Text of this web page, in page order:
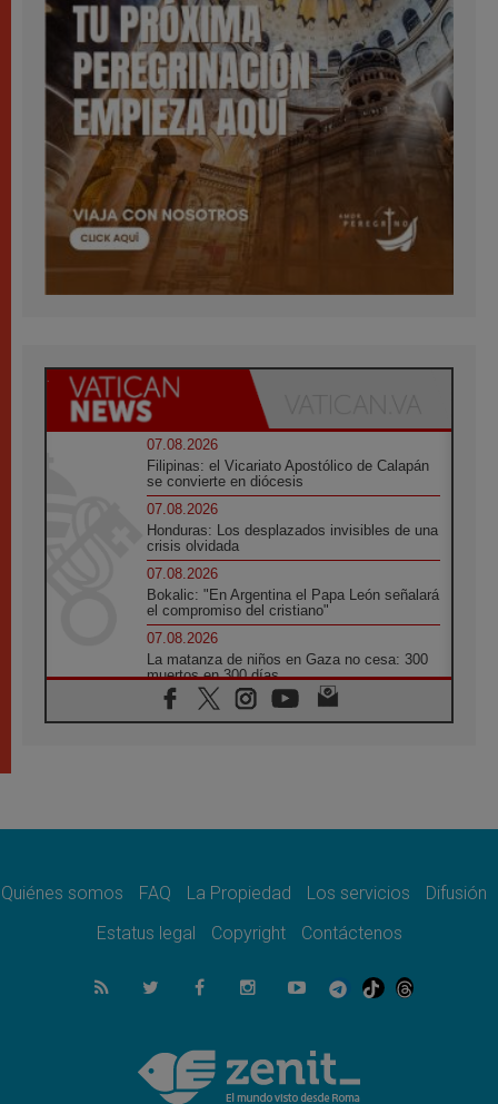
07.08.2026
Filipinas: el Vicariato Apostólico de Calapán
se convierte en diócesis
07.08.2026
Honduras: Los desplazados invisibles de una
crisis olvidada
07.08.2026
Bokalic: "En Argentina el Papa León señalará
el compromiso del cristiano"
07.08.2026
La matanza de niños en Gaza no cesa: 300
muertos en 300 días
07.08.2026
Tagle: La guerra desfigura el mundo, solo la
como misión al servicio del Evangelio
SIGNIS 2026, dar voz a las religiosas en el
07.08.2026
Lanzan un proyecto de empoderamiento
Programa oficial del Viaje Apostólico del
Papa León XIV a Francia
Quiénes somos FAQ La Propiedad Los servicios
Difusión
Estatus legal
Copyright Contáctenos